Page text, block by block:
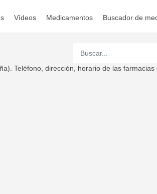
Vídeos Medicamentos Buscador de
Teléfono, dirección, horario de las farmacias